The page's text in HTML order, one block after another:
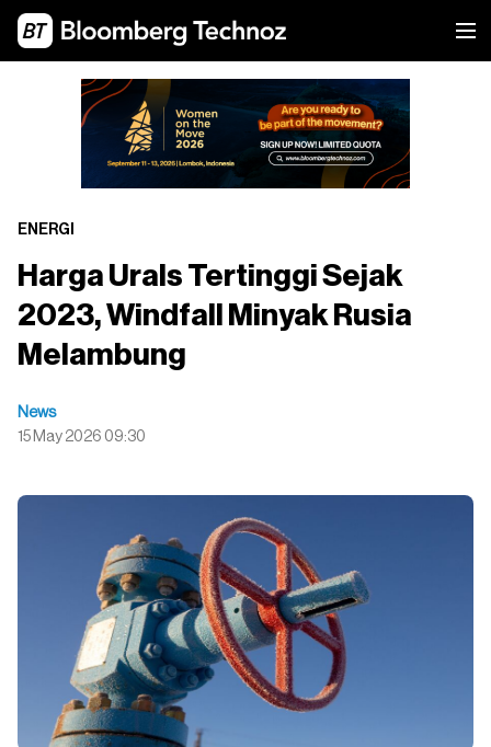
ENERGI
Harga Urals Tertinggi Sejak
2023, Windfall Minyak Rusia
Melambung
News
15 May 2026 09:30